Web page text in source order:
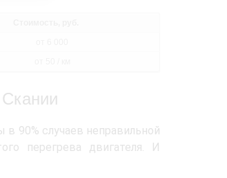
90% случаев неправильной
перегрева двигателя. И